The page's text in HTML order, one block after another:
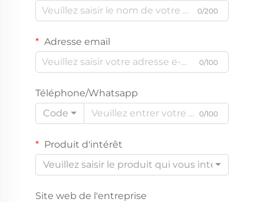
0/200
Adresse email
0/100
Téléphone/Whatsapp
Code
0/100
Produit d'intérêt
Veuillez saisir le produit qui vous intéresse
Site web de l'entreprise